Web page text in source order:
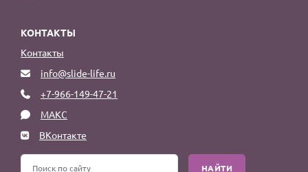
КОНТАКТЫ
Контакты
info@slide-life.ru
+7-966-149-47-21
МАКС
ВКонтакте
НАЙТИ